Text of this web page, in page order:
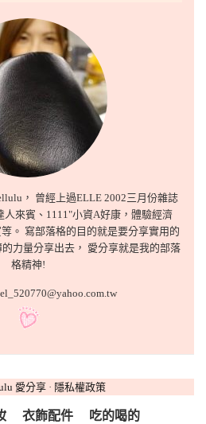
， 曾經上過ELLE 2002三月份雜誌
人來賓、1111"小資A好康，體驗經濟
。 寫部落格的目的就是要分享實用的
力量分享出去， 愛分享就是我的部落
格精神!
愛分享· 隱私權政策
衣飾配件 吃的喝的